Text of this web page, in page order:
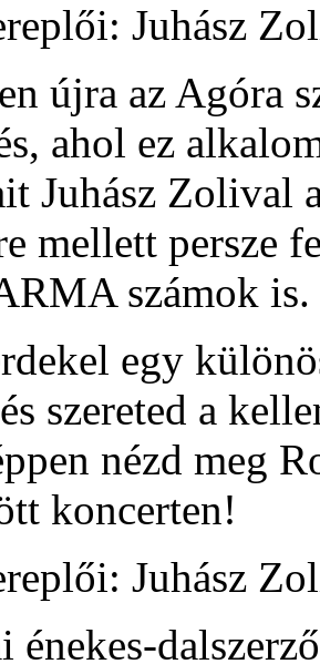
Juhász
újra az Agóra
ahol ez
Juhász Zolival
mellett persze
számok is.
egy
szereted a
nézd meg
koncerten!
Juhász
énekes-